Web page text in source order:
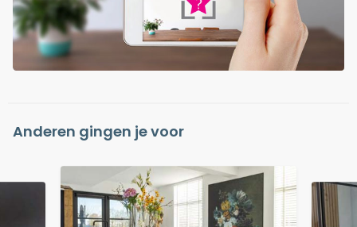
Anderen gingen je voor